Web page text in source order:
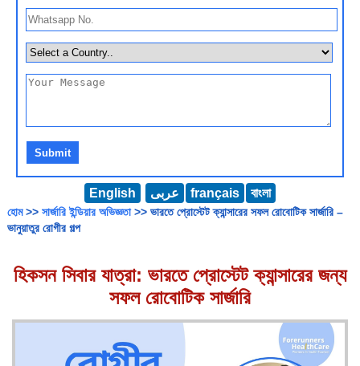
English عربى français বাংলা
হোম>> সার্জারি ইন্ডিয়ার অভিজ্ঞতা>> ভারতে প্রোস্টেট ক্যান্সারের সফল রোবোটিক সার্জারি –
ভানুয়াতুর রোগীর গল্প
হিকসন সিবার যাত্রা: ভারতে প্রোস্টেট ক্যান্সারের জন্য
সফল রোবোটিক সার্জারি